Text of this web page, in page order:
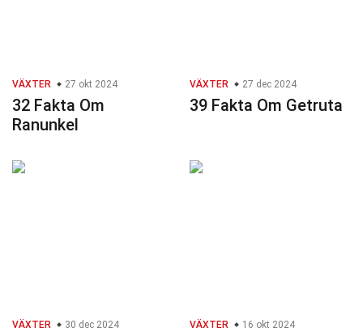
VÄXTER 27 okt 2024
32 Fakta Om
Ranunkel
VÄXTER 27 dec 2024
39 Fakta Om Getruta
VÄXTER 30 dec 2024 VÄXTER 16 okt 2024